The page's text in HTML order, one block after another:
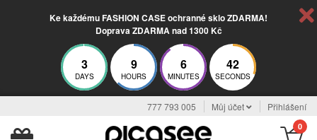
Ke každému FASHION CASE ochranné sklo ZDARMA!
Doprava ZDARMA nad 1300 Kč
3
DAYS
9
HOURS
6
MINUTES
42
SECONDS
777 793 005 Můj účet Přihlášení
0